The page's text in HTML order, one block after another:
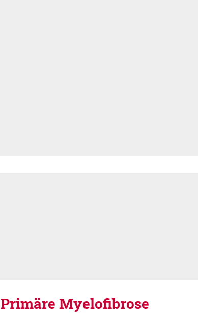
Primäre Myelofibrose